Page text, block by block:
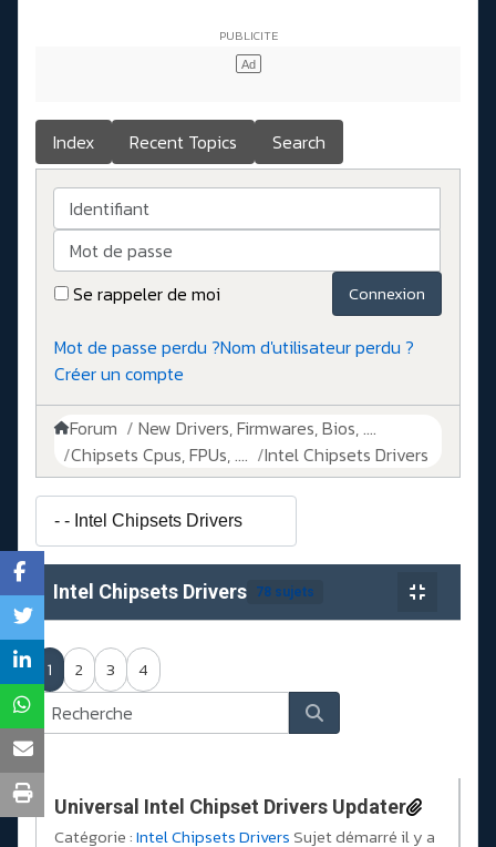
Index Recent Topics Search
Identifiant
Mot de passe
Se rappeler de moi
Connexion
Mot de passe perdu ?Nom d'utilisateur perdu ?
Créer un compte
Forum
New Drivers, Firmwares, Bios, ....
Chipsets Cpus, FPUs, ....
Intel Chipsets Drivers
Intel Chipsets Drivers 78 sujets
1 2 3 4
Universal Intel Chipset Drivers Updater​
Catégorie :Intel Chipsets DriversSujet démarré il y a